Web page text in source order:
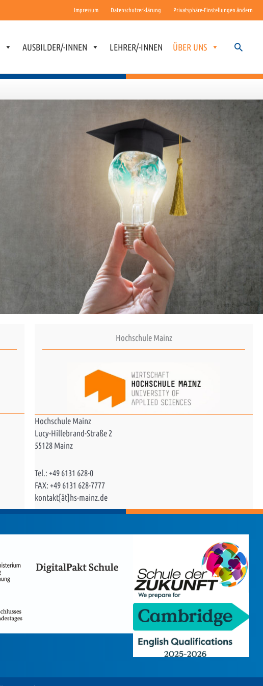
Impressum Datenschutzerklärung Privatsphäre-Einstellungen ändern
AUSBILDER/-INNEN LEHRER/-INNEN ÜBER UNS Suchen
Hochschule Mainz
Hochschule Mainz
Lucy-Hillebrand-Straße 2
55128 Mainz
Tel.: +49 6131 628-0
FAX: +49 6131 628-7777
kontakt[ät]hs-mainz.de